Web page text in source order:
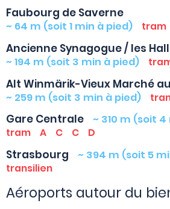
Faubourg de Saverne
~ 64 m (soit 1 min à pied) tram
Ancienne Synagogue / les
~ 194 m (soit 3 min à pied)
Alt Winmärik-Vieux Marché
~ 259 m (soit 3 min à pied)
Gare Centrale
~ 310 m (soit
tram
A C C D
Strasbourg
~ 394 m (soit 5
transilien
Aéroports autour du